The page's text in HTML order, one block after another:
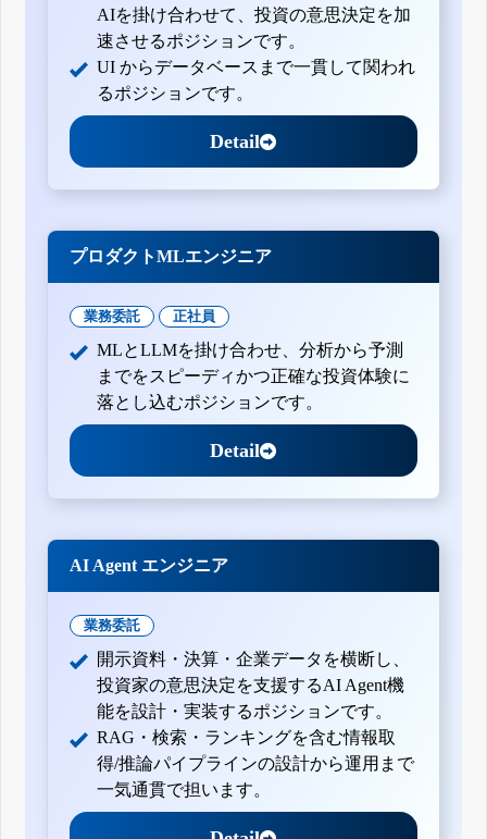
AIを掛け合わせて、投資の意思決定を加
速させるポジションです。
UI からデータベースまで一貫して関われ
るポジションです。
Detail
プロダクトMLエンジニア
業務委託 正社員
MLとLLMを掛け合わせ、分析から予測
までをスピーディかつ正確な投資体験に
落とし込むポジションです。
Detail
AI Agent エンジニア
業務委託
開示資料・決算・企業データを横断し、
投資家の意思決定を支援するAI Agent機
能を設計・実装するポジションです。
RAG・検索・ランキングを含む情報取
得/推論パイプラインの設計から運用まで
一気通貫で担います。